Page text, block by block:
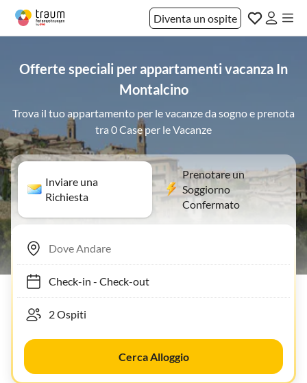
Diventa un ospite
Offerte speciali per appartamenti vacanza In
Montalcino
Trova il tuo appartamento per le vacanze da sogno e prenota
tra 0 Case per le Vacanze
Inviare una
Richiesta
Prenotare un
Soggiorno
Confermato
Check-in- Check-out
Cerca Alloggio